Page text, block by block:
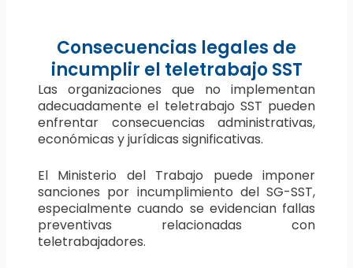
Consecuencias legales de
incumplir el teletrabajo SST
Las organizaciones que no implementan
adecuadamente el teletrabajo SST pueden
enfrentar consecuencias administrativas,
económicas y jurídicas significativas.
El Ministerio del Trabajo puede imponer
sanciones por incumplimiento del SG-SST,
especialmente cuando se evidencian fallas
preventivas relacionadas con
teletrabajadores.